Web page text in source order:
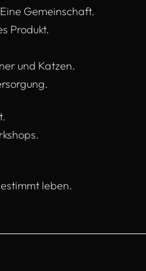
Gemeinschaft.
Produkt.
und Katzen.
leben.